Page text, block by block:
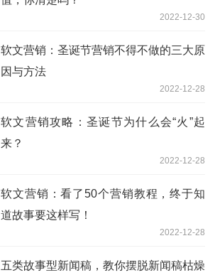
2022-12-30
软文营销：圣诞节营销不得不做的三大原
因与方法
2022-12-28
软文营销攻略：圣诞节为什么会“火”起
来？
2022-12-28
软文营销：看了50个营销教程，终于知
道故事要这样写！
2022-12-28
五类故事型新闻稿，教你摆脱新闻稿枯燥